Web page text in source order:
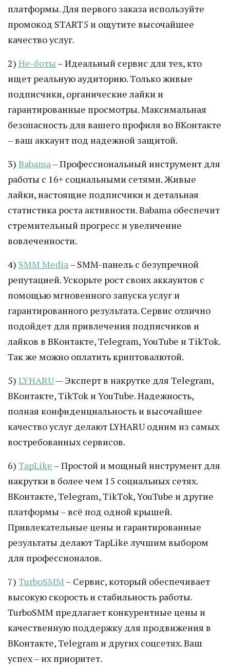
платформы. Для первого заказа используйте
промокод START5 и ощутите высочайшее
качество услуг.
2) Не-боты – Идеальный сервис для тех, кто
ищет реальную аудиторию. Только живые
подписчики, органические лайки и
гарантированные просмотры. Максимальная
безопасность для вашего профиля во ВКонтакте
– ваш аккаунт под надежной защитой.
3) Babama– Профессиональный инструмент для
работы с 16+ социальными сетями. Живые
лайки, настоящие подписчики и детальная
статистика роста активности. Babama обеспечит
стремительный прогресс и увеличение
вовлеченности.
4) SMM Media– SMM-панель с безупречной
репутацией. Ускорьте рост своих аккаунтов с
помощью мгновенного запуска услуг и
гарантированного результата. Сервис отлично
подойдет для привлечения подписчиков и
лайков в ВКонтакте, Telegram, YouTube и TikTok.
Так же можно оплатить криптовалютой.
5) LYHARU— Эксперт в накрутке для Telegram,
ВКонтакте, TikTok и YouTube. Надежность,
полная конфиденциальность и высочайшее
качество услуг делают LYHARU одним из самых
востребованных сервисов.
6) TapLike – Простой и мощный инструмент для
накрутки в более чем 15 социальных сетях.
ВКонтакте, Telegram, TikTok, YouTube и другие
платформы – всё под одной крышей.
Привлекательные цены и гарантированные
результаты делают TapLike лучшим выбором
для профессионалов.
7) TurboSMM – Сервис, который обеспечивает
высокую скорость и стабильность работы.
TurboSMM предлагает конкурентные цены и
качественную поддержку для продвижения в
ВКонтакте, Telegram и других соцсетях. Ваш
успех – их приоритет.